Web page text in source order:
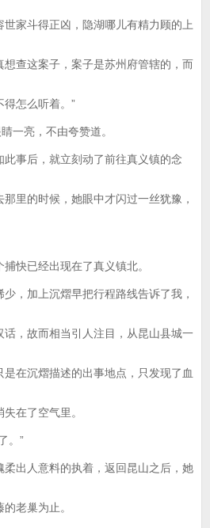
家斗得正凶，隐湖哪儿有精力顾的上
查这案子，案子是苏州府管辖的，而
得怎么听着。”
一亮，不由夸赞道。
事后，就立刻动了前往真义镇的念
里的时候，她眼中才闪过一丝犹豫，
快已经出现在了真义镇北。
，加上沉熠早把行程路线告诉了我，
，故而相当引人注目，从昆山县城一
在沉熠描述的出事地点，只发现了血
在了空气里。
。”
出人意料的执着，返回昆山之后，她
老巢为止。